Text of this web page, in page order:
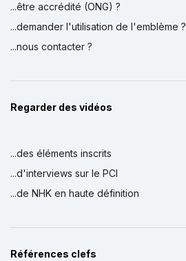
...être accrédité (ONG) ?
...demander l'utilisation de l'emblème ?
...nous contacter ?
Regarder des vidéos
...des éléments inscrits
...d'interviews sur le PCI
...de NHK en haute définition
Références clefs